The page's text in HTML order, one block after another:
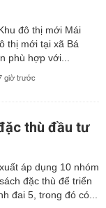
đô thị mới Mái
thị mới tại xã Bá
phù hợp với...
giờ trước
thù đầu tư
áp dụng 10 nhóm
đặc thù để triển
đai 5, trong đó có...